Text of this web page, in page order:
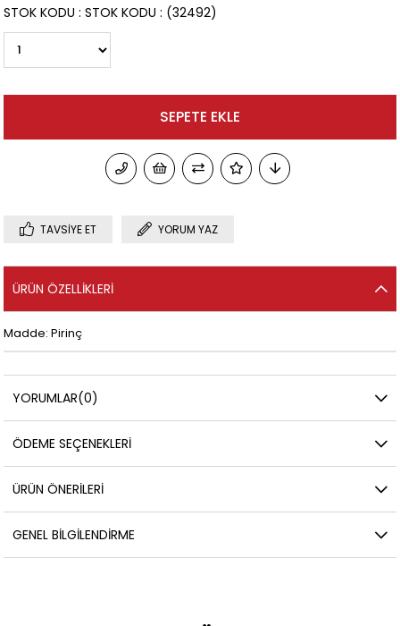
(32492)
STOK KODU STOK KODU
TAVSIYE ET YORUM YAZ
ÜRÜN ÖZELLIKLERI
Madde: Pirinç
YORUMLAR(0)
ÖDEME SEÇENEKLERI
ÜRÜN ÖNERILERI
GENEL BILGILENDIRME